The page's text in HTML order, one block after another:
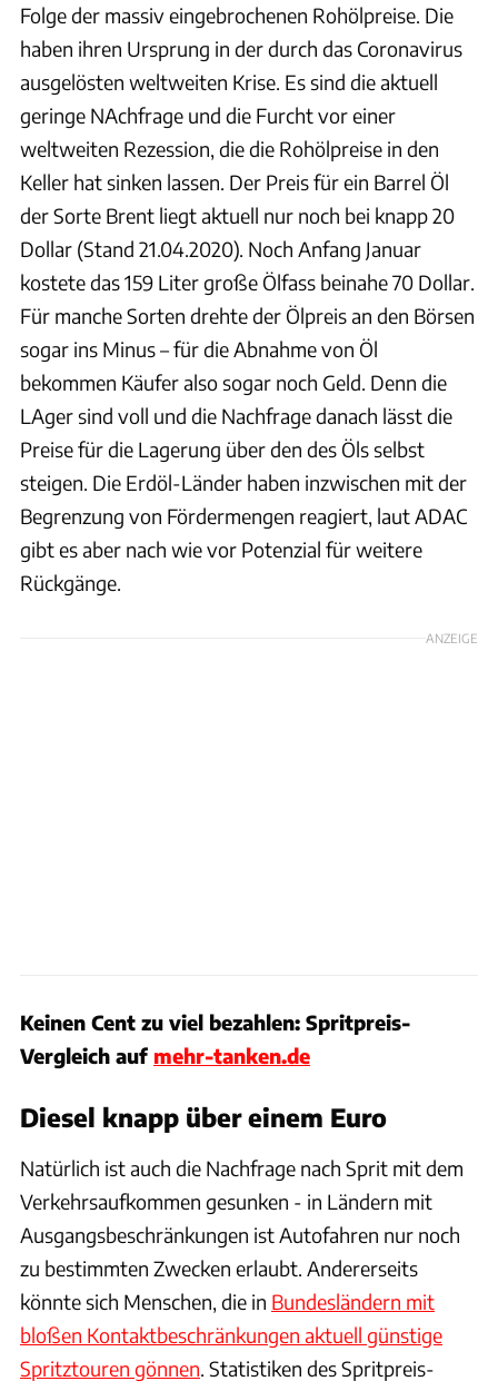
Folge der massiv eingebrochenen Rohölpreise. Die
haben ihren Ursprung in der durch das Coronavirus
ausgelösten weltweiten Krise. Es sind die aktuell
geringe NAchfrage und die Furcht vor einer
weltweiten Rezession, die die Rohölpreise in den
Keller hat sinken lassen. Der Preis für ein Barrel Öl
der Sorte Brent liegt aktuell nur noch bei knapp 20
Dollar (Stand 21.04.2020). Noch Anfang Januar
kostete das 159 Liter große Ölfass beinahe 70 Dollar.
Für manche Sorten drehte der Ölpreis an den Börsen
sogar ins Minus – für die Abnahme von Öl
bekommen Käufer also sogar noch Geld. Denn die
LAger sind voll und die Nachfrage danach lässt die
Preise für die Lagerung über den des Öls selbst
steigen. Die Erdöl-Länder haben inzwischen mit der
Begrenzung von Fördermengen reagiert, laut ADAC
gibt es aber nach wie vor Potenzial für weitere
Rückgänge.
ANZEIGE
Keinen Cent zu viel bezahlen: Spritpreis-
Vergleich auf mehr-tanken.de
Diesel knapp über einem Euro
Natürlich ist auch die Nachfrage nach Sprit mit dem
Verkehrsaufkommen gesunken - in Ländern mit
Ausgangsbeschränkungen ist Autofahren nur noch
zu bestimmten Zwecken erlaubt. Andererseits
könnte sich Menschen, die in Bundesländern mit
bloßen Kontaktbeschränkungen aktuell günstige
Spritztouren gönnen. Statistiken des Spritpreis-